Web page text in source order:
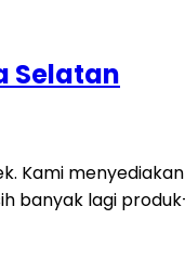
Selatan
banyak lagi